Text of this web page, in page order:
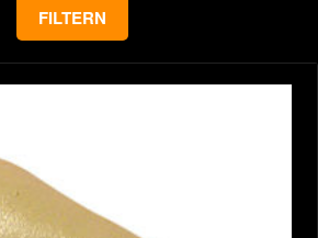
FILTERN